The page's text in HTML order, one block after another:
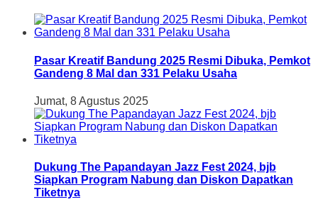
Pasar Kreatif Bandung 2025 Resmi Dibuka, Pemkot
Gandeng 8 Mal dan 331 Pelaku Usaha
Jumat, 8 Agustus 2025
Dukung The Papandayan Jazz Fest 2024, bjb
Siapkan Program Nabung dan Diskon Dapatkan
Tiketnya